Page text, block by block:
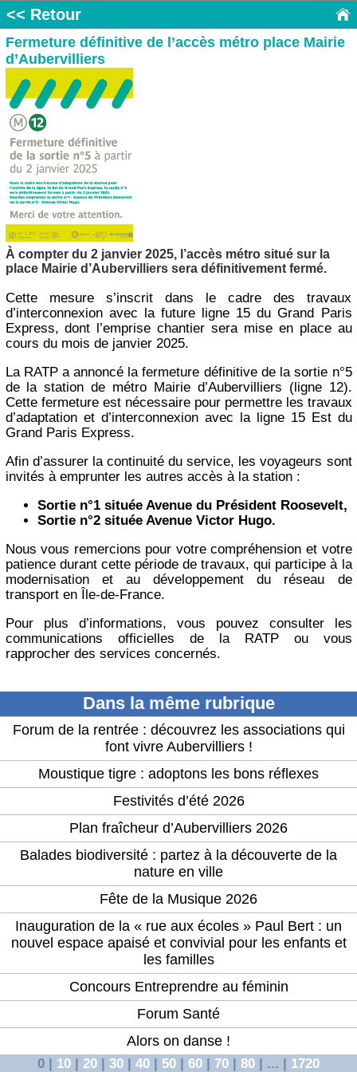
<< Retour
Fermeture définitive de l’accès métro place Mairie
d’Aubervilliers
À compter du 2 janvier 2025, l’accès métro situé sur la
place Mairie d’Aubervilliers sera définitivement fermé.
Cette mesure s’inscrit dans le cadre des travaux
d’interconnexion avec la future ligne 15 du Grand Paris
Express, dont l’emprise chantier sera mise en place au
cours du mois de janvier 2025.
La RATP a annoncé la fermeture définitive de la sortie n°5
de la station de métro Mairie d’Aubervilliers (ligne 12).
Cette fermeture est nécessaire pour permettre les travaux
d’adaptation et d’interconnexion avec la ligne 15 Est du
Grand Paris Express.
Afin d’assurer la continuité du service, les voyageurs sont
invités à emprunter les autres accès à la station :
Sortie n°1 située Avenue du Président Roosevelt,
Sortie n°2 située Avenue Victor Hugo.
Nous vous remercions pour votre compréhension et votre
patience durant cette période de travaux, qui participe à la
modernisation et au développement du réseau de
transport en Île-de-France.
Pour plus d’informations, vous pouvez consulter les
communications officielles de la RATP ou vous
rapprocher des services concernés.
Dans la même rubrique
Forum de la rentrée : découvrez les associations qui
font vivre Aubervilliers !
Moustique tigre : adoptons les bons réflexes
Festivités d’été 2026
Plan fraîcheur d’Aubervilliers 2026
Balades biodiversité : partez à la découverte de la
nature en ville
Fête de la Musique 2026
Inauguration de la « rue aux écoles » Paul Bert : un
nouvel espace apaisé et convivial pour les enfants et
les familles
Concours Entreprendre au féminin
Forum Santé
Alors on danse !
0 | 10 | 20 | 30 | 40 | 50 | 60 | 70 | 80 | ... | 1720